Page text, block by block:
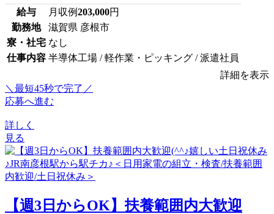
給与 月収例203,000円
勤務地
滋賀県 彦根市
寮・社宅 なし
仕事内容 半導体工場 / 軽作業・ピッキング / 派遣社員
詳細を表示
＼最短45秒で完了／
応募へ進む
詳しく
見る
【週3日からOK】扶養範囲内大歓迎